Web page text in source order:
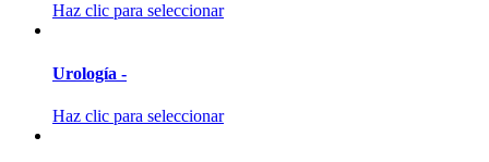
Haz clic para seleccionar
Urología -
Haz clic para seleccionar